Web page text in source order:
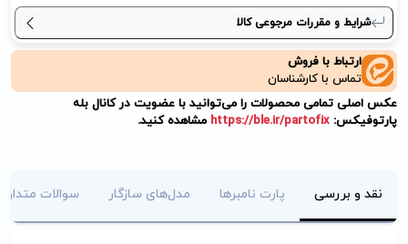
شرایط و مقررات مرجوعی کالا
ارتباط با فروش
تماس با کارشناسان
عکس اصلی تمامی محصولات را می‌توانید با عضویت در کانال بله
پارتوفیکس: https://ble.ir/partofix مشاهده کنید.
نقد و بررسی پارت نامبرها مدل‌های سازگار سوالات